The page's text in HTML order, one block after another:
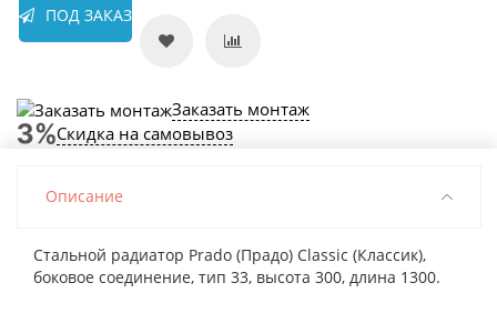
ПОД ЗАКАЗ
Заказать монтаж
Скидка на самовывоз
Описание
Стальной радиатор Prado (Прадо) Classic (Классик),
боковое соединение, тип 33, высота 300, длина 1300.